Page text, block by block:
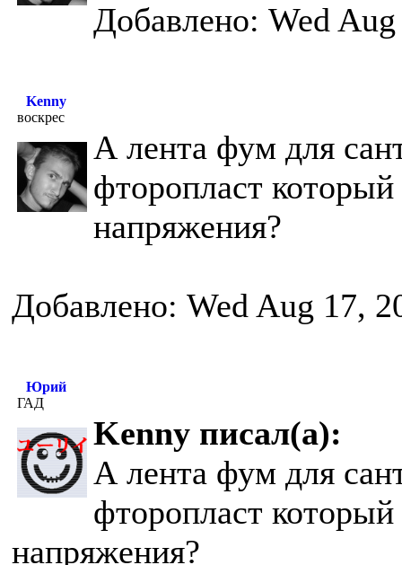
Добавлено: Wed
Kenny
воскрес
А лента фум для
фторопласт
напряжения?
Добавлено: Wed Aug 17,
Юрий
ГАД
Kenny писал(а):
А лента фум для
фторопласт
напряжения?